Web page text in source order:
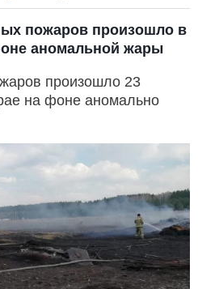
пожаров произошло в
аномальной жары
произошло 23
на фоне аномально